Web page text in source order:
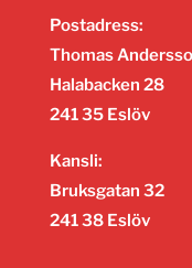
Postadress:
Thomas
Halabacken 28
241 35 Eslöv
Kansli:
Bruksgatan 32
241 38 Eslöv